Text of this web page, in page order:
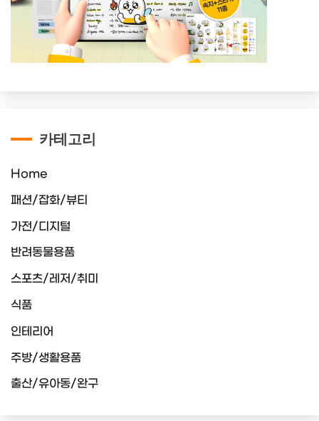
카테고리
Home
패션/잡화/뷰티
가전/디지털
반려동물용품
스포츠/레저/취미
식품
인테리어
주방/생활용품
출산/유아동/완구